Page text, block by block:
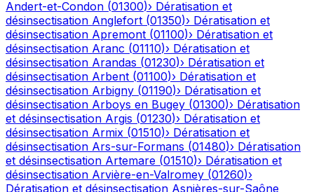
Andert-et-Condon (01300)› Dératisation et
désinsectisation Anglefort (01350)› Dératisation et
désinsectisation Apremont (01100)› Dératisation et
désinsectisation Aranc (01110)› Dératisation et
désinsectisation Arandas (01230)› Dératisation et
désinsectisation Arbent (01100)› Dératisation et
désinsectisation Arbigny (01190)› Dératisation et
désinsectisation Arboys en Bugey (01300)› Dératisation
et désinsectisation Argis (01230)› Dératisation et
désinsectisation Armix (01510)› Dératisation et
désinsectisation Ars-sur-Formans (01480)› Dératisation
et désinsectisation Artemare (01510)› Dératisation et
désinsectisation Arvière-en-Valromey (01260)›
Dératisation et désinsectisation Asnières-sur-Saône